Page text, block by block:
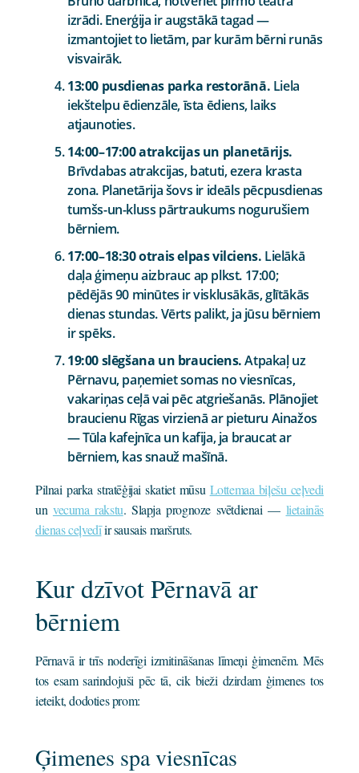
izrādi. Enerģija ir augstākā tagad —
izmantojiet to lietām, par kurām bērni runās
visvairāk.
13:00 pusdienas parka restorānā. Liela
iekštelpu ēdienzāle, īsta ēdiens, laiks
atjaunoties.
14:00–17:00 atrakcijas un planetārijs.
Brīvdabas atrakcijas, batuti, ezera krasta
zona. Planetārija šovs ir ideāls pēcpusdienas
tumšs-un-kluss pārtraukums nogurušiem
bērniem.
17:00–18:30 otrais elpas vilciens. Lielākā
daļa ģimeņu aizbrauc ap plkst. 17:00;
pēdējās 90 minūtes ir visklusākās, glītākās
dienas stundas. Vērts palikt, ja jūsu bērniem
ir spēks.
19:00 slēgšana un brauciens.Atpakaļ uz
Pērnavu, paņemiet somas no viesnīcas,
vakariņas ceļā vai pēc atgriešanās. Plānojiet
braucienu Rīgas virzienā ar pieturu Ainažos
— Tūla kafejnīca un kafija, ja braucat ar
bērniem, kas snauž mašīnā.
Pilnai parka stratēģijai skatiet mūsu Lottemaa biļešu ceļvedi
un vecuma rakstu. Slapja prognoze svētdienai — lietainās
dienas ceļvedīir sausais maršruts.
Kur dzīvot Pērnavā ar
bērniem
Pērnavā ir trīs noderīgi izmitināšanas līmeņi ģimenēm. Mēs
tos esam sarindojuši pēc tā, cik bieži dzirdam ģimenes tos
ieteikt, dodoties prom:
Ģimenes spa viesnīcas